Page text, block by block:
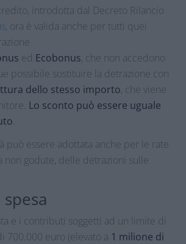
introdotta dal Decreto Rilancio
, ora è valida anche per tutti quei
ed Ecobonus, che non accedono
possibile sostituire la detrazione con
dello stesso importo, che viene
Lo sconto può essere uguale
può essere adottata anche per le rate
non godute, delle detrazioni sulle
e i contributi soggetti ad un limite di
700.000 euro (elevato a 1 milione di